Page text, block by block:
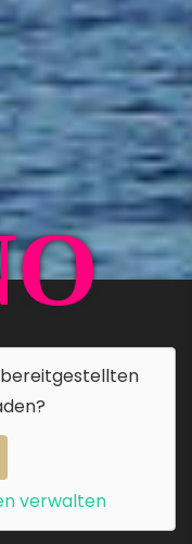
bereitgestellten
verwalten